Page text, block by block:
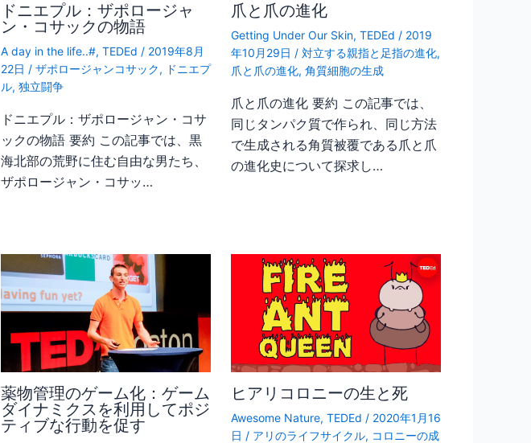
ドニエプル：ザポロージャ
ン・コサックの物語
A day in the life..#, TEDEd / 2019年8月
22日 / ザポロージャンコサック, ドニエプ
ル, 独立闘争
ドニエプル：ザポロージャン・コサ
ックの物語 要約 この記事では、黒
海北部の荒野に住む自由な男たち、
ザポロージャン・コサッ…
爪と爪の進化
Getting Under Our Skin, TEDEd / 2019
年10月29日 / 対立する親指と足指の進化,
爪と爪の進化, 角質細胞の生成
爪と爪の進化 要約 この記事では、
同じタンパク質で作られ、同じ方法
で生成される角質被覆である爪と爪
の進化史について探求し…
薬物管理のゲーム化：ゲーム
ダイナミクスを利用してポジ
ティブな行動を促す
ヒアリコロニーの生と死
Awesome Nature, TEDEd / 2020年1月16
日 / アリのライフサイクル, コロニーの成